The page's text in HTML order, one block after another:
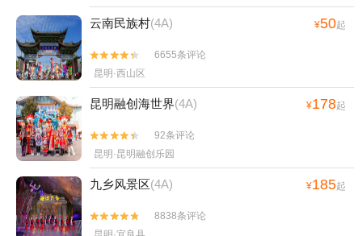
云南民族村(4A) ¥50起


6655条评论
昆明·西山区
昆明融创海世界(4A) ¥178起


92条评论
昆明·昆明融创乐园
九乡风景区(4A) ¥185起


8838条评论